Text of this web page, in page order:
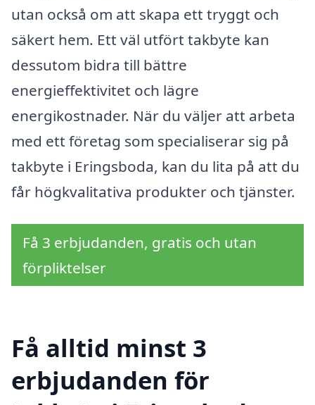
utan också om att skapa ett tryggt och
säkert hem. Ett väl utfört takbyte kan
dessutom bidra till bättre
energieffektivitet och lägre
energikostnader. När du väljer att arbeta
med ett företag som specialiserar sig på
takbyte i Eringsboda, kan du lita på att du
får högkvalitativa produkter och tjänster.
Få 3 erbjudanden, gratis och utan
förpliktelser
Få alltid minst 3
erbjudanden för